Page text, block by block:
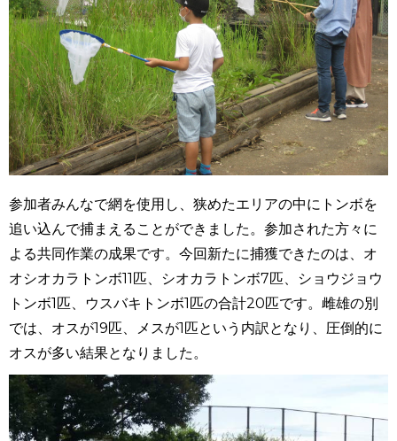
参加者みんなで網を使用し、狭めたエリアの中にトンボを
追い込んで捕まえることができました。参加された方々に
よる共同作業の成果です。今回新たに捕獲できたのは、オ
オシオカラトンボ11匹、シオカラトンボ7匹、ショウジョウ
トンボ1匹、ウスバキトンボ1匹の合計20匹です。雌雄の別
では、オスが19匹、メスが1匹という内訳となり、圧倒的に
オスが多い結果となりました。